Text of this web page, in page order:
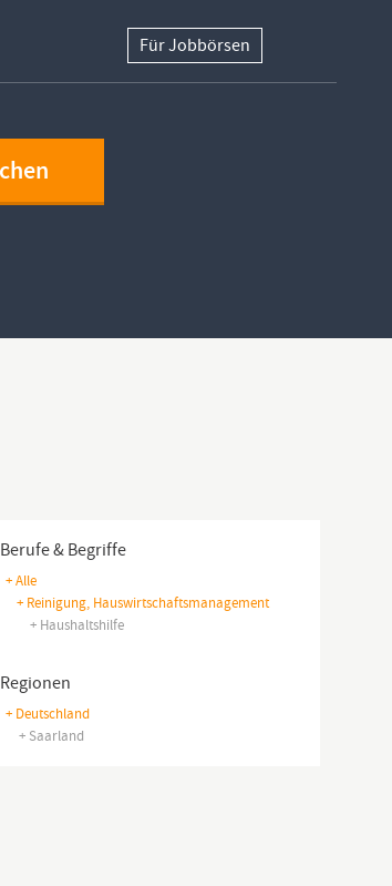
Für Jobbörsen
Berufe & Begriffe
+ Alle
+ Reinigung, Hauswirtschaftsmanagement
+ Haushaltshilfe
Regionen
+ Deutschland
+ Saarland